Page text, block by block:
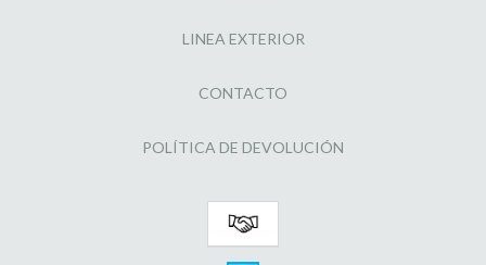
LINEA EXTERIOR
CONTACTO
POLÍTICA DE DEVOLUCIÓN